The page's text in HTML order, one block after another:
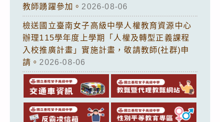
教師踴躍參加。 2026-08-06
檢送國立臺南女子高級中學人權教育資源中心
辦理115學年度上學期「人權及轉型正義課程
入校推廣計畫」實施計畫，敬請教師(社群)申
請。 2026-08-06